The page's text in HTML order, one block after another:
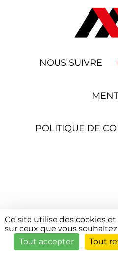
NOUS SUIVRE
POLITIQUE DE
Ce site utilise des cookies
sur ceux que vous
Tout accepter
Tout